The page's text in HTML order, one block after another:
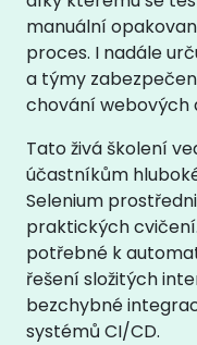
manuální
proces. I nadále
a týmy
chování webových
Tato živá školení
účastníkům
Selenium
praktických
potřebné k
řešení složitých
bezchybné
systémů CI/CD.